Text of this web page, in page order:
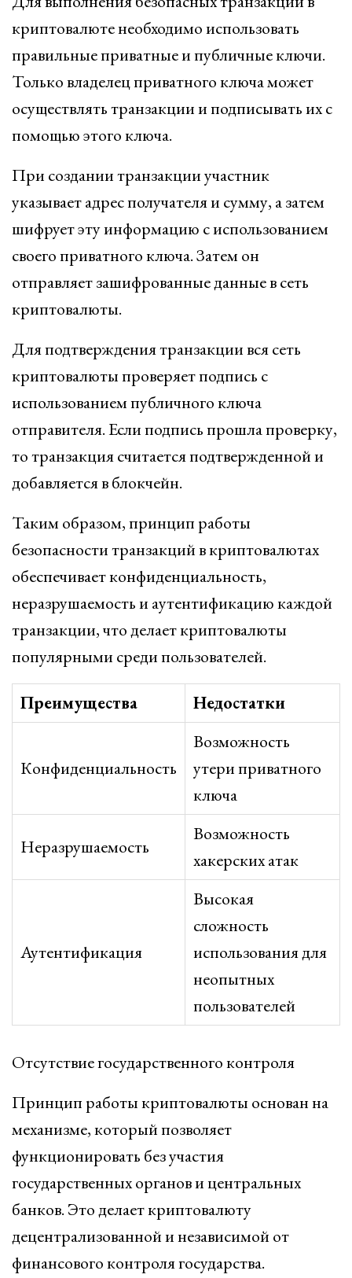
криптовалюте необходимо использовать
правильные приватные и публичные ключи.
Только владелец приватного ключа может
осуществлять транзакции и подписывать их с
помощью этого ключа.
При создании транзакции участник
указывает адрес получателя и сумму, а затем
шифрует эту информацию с использованием
своего приватного ключа. Затем он
отправляет зашифрованные данные в сеть
криптовалюты.
Для подтверждения транзакции вся сеть
криптовалюты проверяет подпись с
использованием публичного ключа
отправителя. Если подпись прошла проверку,
то транзакция считается подтвержденной и
добавляется в блокчейн.
Таким образом, принцип работы
безопасности транзакций в криптовалютах
обеспечивает конфиденциальность,
неразрушаемость и аутентификацию каждой
транзакции, что делает криптовалюты
популярными среди пользователей.
Преимущества Недостатки
Конфиденциальность
Возможность
утери приватного
ключа
Неразрушаемость
Возможность
хакерских атак
Аутентификация
Высокая
сложность
использования для
неопытных
пользователей
Отсутствие государственного контроля
Принцип работы криптовалюты основан на
механизме, который позволяет
функционировать без участия
государственных органов и центральных
банков. Это делает криптовалюту
децентрализованной и независимой от
финансового контроля государства.